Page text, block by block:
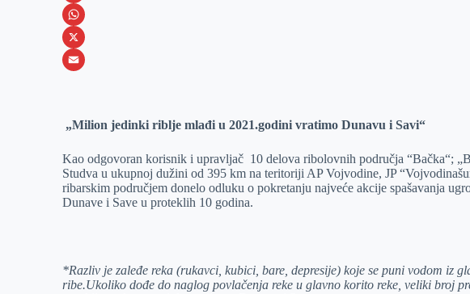
e
b
o
s
s
e
e
i
n
k
I
V
i
b
W
h
s
p
p
X
a
l
„Milion jedinki riblje mlađi u 2021.godini vratimo Dunavu i Savi“
Kao odgovoran korisnik i upravljač 10 delova ribolovnih područja “Bačka“;
Studva u ukupnoj dužini od 395 km na teritoriji AP Vojvodine, JP
ribarskim područjem donelo odluku o pokretanju najveće akcije spašavanja
Dunave i Save u proteklih 10 godina.
*Razliv je zaleđe reka (rukavci, kubici, bare, depresije) koje se puni vodom iz
ribe.Ukoliko dođe do naglog povlačenja reke u glavno korito reke, veliki broj